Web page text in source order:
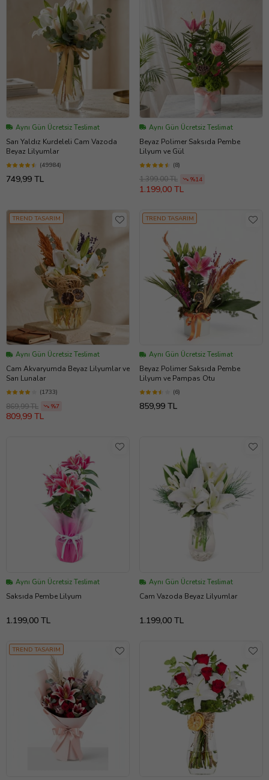
Aynı Gün Ücretsiz Teslimat
Sarı Yaldız Kurdeleli Cam Vazoda
Beyaz Lilyumlar
(49984)
749,99 TL
Aynı Gün Ücretsiz Teslimat
Beyaz Polimer Saksıda Pembe
Lilyum ve Gül
(8)
1.399,00 TL %14
1.199,00 TL
TREND TASARIM
Aynı Gün Ücretsiz Teslimat
Cam Akvaryumda Beyaz Lilyumlar ve
Sarı Lunalar
(1733)
869,99 TL %7
809,99 TL
TREND TASARIM
Aynı Gün Ücretsiz Teslimat
Beyaz Polimer Saksıda Pembe
Lilyum ve Pampas Otu
(6)
859,99 TL
Aynı Gün Ücretsiz Teslimat
Saksıda Pembe Lilyum
1.199,00 TL
Aynı Gün Ücretsiz Teslimat
Cam Vazoda Beyaz Lilyumlar
1.199,00 TL
TREND TASARIM